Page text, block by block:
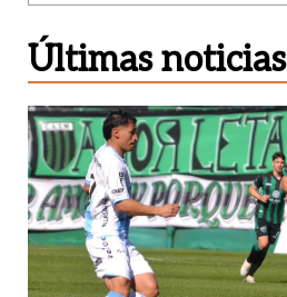
Últimas noticias